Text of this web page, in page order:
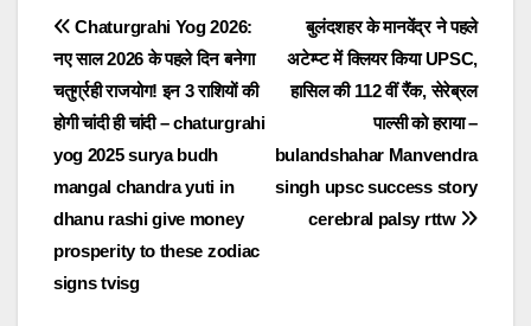
Post
navigation
बुलंदशहर के मानवेंद्र ने पहले
अटेम्प्ट में क्लियर किया UPSC,
हासिल की 112 वीं रैंक, सेरेब्रल
पाल्सी को हराया –
bulandshahar Manvendra
singh upsc success story
cerebral palsy rttw
Chaturgrahi Yog 2026:
नए साल 2026 के पहले दिन बनेगा
चतुर्ग्रही राजयोग! इन 3 राशियों की
होगी चांदी ही चांदी – chaturgrahi
yog 2025 surya budh
mangal chandra yuti in
dhanu rashi give money
prosperity to these zodiac
signs tvisg